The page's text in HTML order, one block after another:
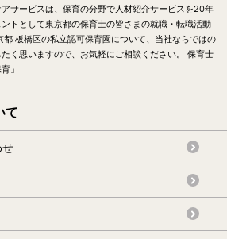
サービスは、保育の分野で人材紹介サービスを20年
トとして東京都の保育士の皆さまの就職・転職活動
板橋区の私立認可保育園について、当社ならではの
く思いますので、お気軽にご相談ください。 保育士
」
て
せ